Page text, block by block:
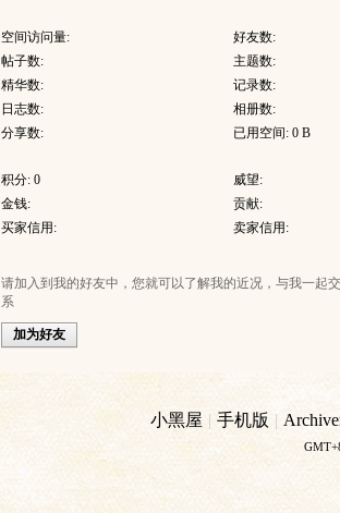
空间访问量:
好友数:
帖子数:
主题数:
精华数:
记录数:
日志数:
相册数:
分享数:
已用空间: 0 B
积分: 0
威望:
金钱:
贡献:
买家信用:
卖家信用:
请加入到我的好友中，您就可以了解我的近况，与我一起
系
加为好友
小黑屋 | 手机版 |